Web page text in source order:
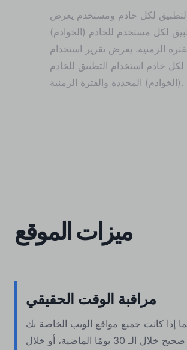
التطبيق لكل خادم ومستخدم يعرض
لكل مستخدم للخادم (الخوادم)
الزمنية. يعرض تقرير استخدام
لكل خادم استخدام التطبيق للخادم
(الخوادم) المحددة والفترة الزمنية.
ميزات الموقع
مراقبة الوقت الحقيقي
إذا كانت جميع مواقع الويب الخاصة بك
تعمل بشكل صحيح خلال الـ 30 يومًا الماضية، أو خلال